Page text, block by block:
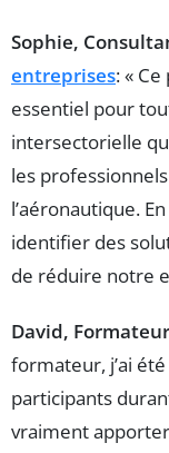
Sophie,
entreprises: «
essentiel pour
intersectorielle
les
l’aéronautique.
identifier des
de réduire notre
David,
formateur, j’ai
participants
vraiment